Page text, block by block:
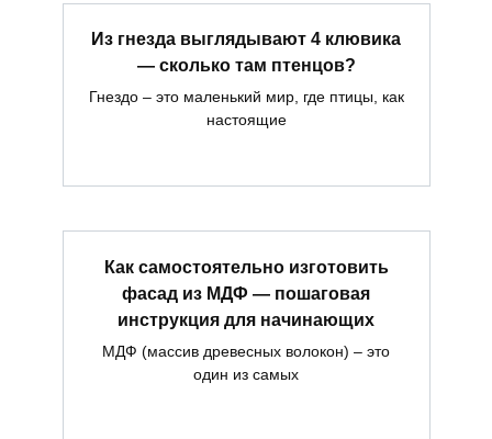
Из гнезда выглядывают 4 клювика
— сколько там птенцов?
Гнездо – это маленький мир, где птицы, как
настоящие
Как самостоятельно изготовить
фасад из МДФ — пошаговая
инструкция для начинающих
МДФ (массив древесных волокон) – это
один из самых